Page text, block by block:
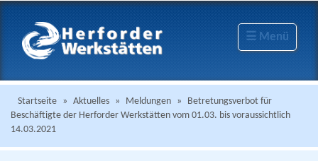
☰ Menü
Startseite » Aktuelles » Meldungen »
Betretungsverbot für
Beschäftigte der Herforder Werkstätten vom 01.03. bis voraussichtlich
14.03.2021